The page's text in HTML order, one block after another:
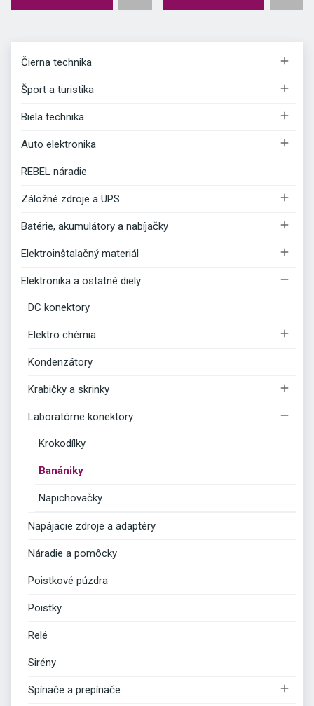
Čierna technika 
Šport a turistika 
Biela technika 
Auto elektronika 
REBEL náradie
Záložné zdroje a UPS 
Batérie, akumulátory a nabíjačky 
Elektroinštalačný materiál 
Elektronika a ostatné diely 
DC konektory
Elektro chémia 
Kondenzátory
Krabičky a skrinky 
Laboratórne konektory 
Krokodílky
Banániky
Napichovačky
Napájacie zdroje a adaptéry
Náradie a pomôcky
Poistkové púzdra
Poistky
Relé
Sirény
Spínače a prepínače 